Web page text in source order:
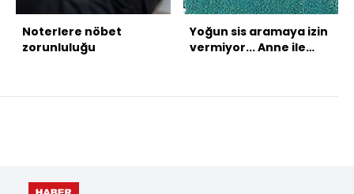
Noterlere nöbet
zorunluluğu
Yoğun sis aramaya izin
vermiyor... Anne ile